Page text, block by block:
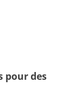
pour des